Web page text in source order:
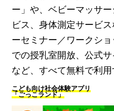
ー」や、ベビーマッサ
ビス、身体測定サービ
ーセミナー／ワークシ
での授乳室開放、公式
など、すべて無料で利用
こども向け社会体験アプリ
「ごっこランド」